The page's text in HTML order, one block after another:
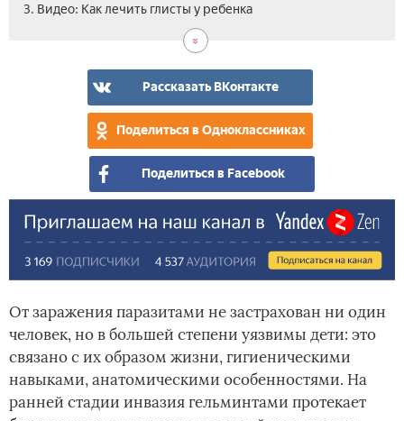
3. Видео: Как лечить глисты у ребенка
Рассказать ВКонтакте
Поделиться в Одноклассниках
Поделиться в Facebook
От заражения паразитами не застрахован ни один
человек, но в большей степени уязвимы дети: это
связано с их образом жизни, гигиеническими
навыками, анатомическими особенностями. На
ранней стадии инвазия гельминтами протекает